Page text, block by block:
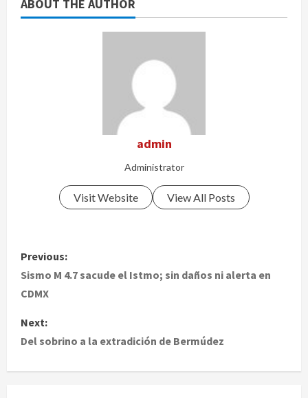
ABOUT THE AUTHOR
admin
Administrator
Visit Website View All Posts
P
o
t
n
Previous:
Sismo M 4.7 sacude el Istmo; sin daños ni alerta en
CDMX
Next:
Del sobrino a la extradición de Bermúdez